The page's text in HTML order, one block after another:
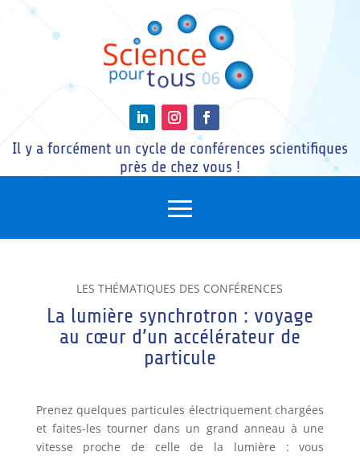
Il y a forcément un cycle de conférences scientifiques
près de chez vous !
LES THÉMATIQUES DES CONFÉRENCES
La lumière synchrotron : voyage
au cœur d’un accélérateur de
particule
Prenez quelques particules électriquement chargées
et faites-les tourner dans un grand anneau à une
vitesse proche de celle de la lumière : vous